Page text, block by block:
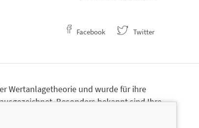
Facebook Twitter
Wertanlagetheorie und wurde für ihre
Besonders bekannt sind Ihre